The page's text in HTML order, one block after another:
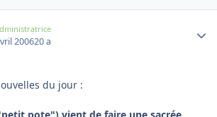
200620 a
du jour :